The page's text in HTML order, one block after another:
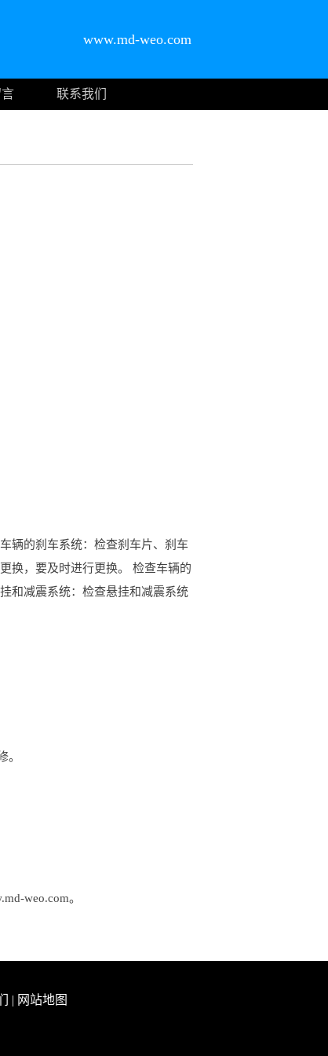
www.md-weo.com
联系我们
辆的刹车系统：检查刹车片、刹车
换，要及时进行更换。 检查车辆的
和减震系统：检查悬挂和减震系统
。
weo.com。
| 网站地图